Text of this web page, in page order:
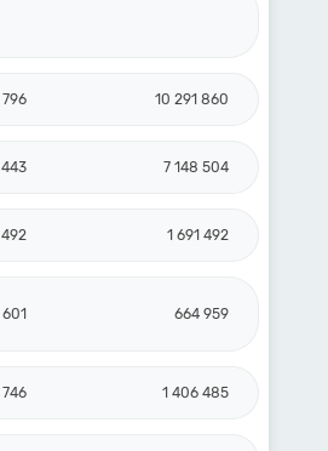
10 291 860
7 148 504
492 1 691 492
664 959
746 1 406 485